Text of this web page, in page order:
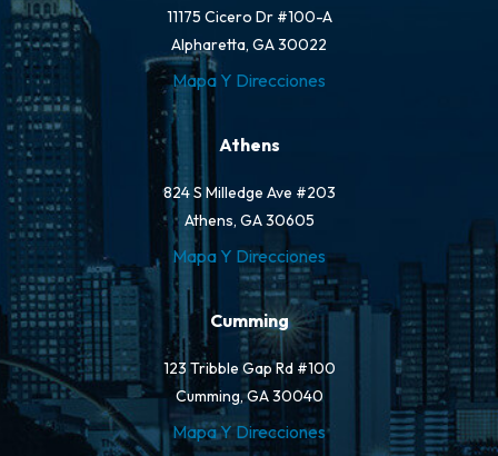
11175 Cicero Dr #100-A
Alpharetta, GA 30022
Mapa Y Direcciones
Athens
824 S Milledge Ave #203
Athens, GA 30605
Mapa Y Direcciones
Cumming
123 Tribble Gap Rd #100
Cumming, GA 30040
Mapa Y Direcciones